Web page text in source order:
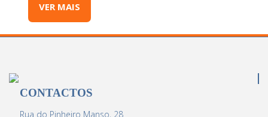
VER MAIS
CONTACTOS
Rua do Pinheiro Manso, 28